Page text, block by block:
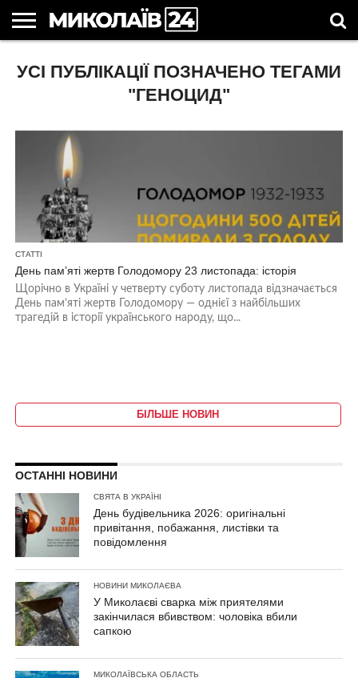
НОВИНИ
НОВИНИ
МИКОЛАЄВА
МИКОЛАЇВСЬКА
ОБЛАСТЬ
НОВИНИ
СПОРТУ
УКРАЇНА
ТА СВІТ
НОВИНИ
КОМПАНІЙ
АСТРОЛОГІЯ
СВЯТА
В
КОРИСНІ
СТАТТІ
УСІ ПУБЛІКАЦІЇ ПОЗНАЧЕНО ТЕГАМИ
"ГЕНОЦИД"
СТАТТІ
День пам’яті жертв Голодомору 23 листопада: історія
Щорічно в Україні у четверту суботу листопада відзначається
День пам’яті жертв Голодомору — однієї з найбільших
трагедій в історії українського народу, що...
БІЛЬШЕ НОВИН
ОСТАННІ НОВИНИ
СВЯТА В УКРАЇНІ
День будівельника 2026: оригінальні
привітання, побажання, листівки та
повідомлення
НОВИНИ МИКОЛАЄВА
У Миколаєві сварка між приятелями
закінчилася вбивством: чоловіка вбили
сапкою
МИКОЛАЇВСЬКА ОБЛАСТЬ